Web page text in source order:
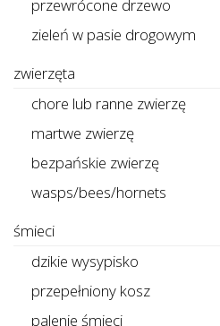
przewrócone drzewo
zieleń w pasie drogowym
zwierzęta
chore lub ranne zwierzę
martwe zwierzę
bezpańskie zwierzę
wasps/bees/hornets
śmieci
dzikie wysypisko
przepełniony kosz
palenie śmieci